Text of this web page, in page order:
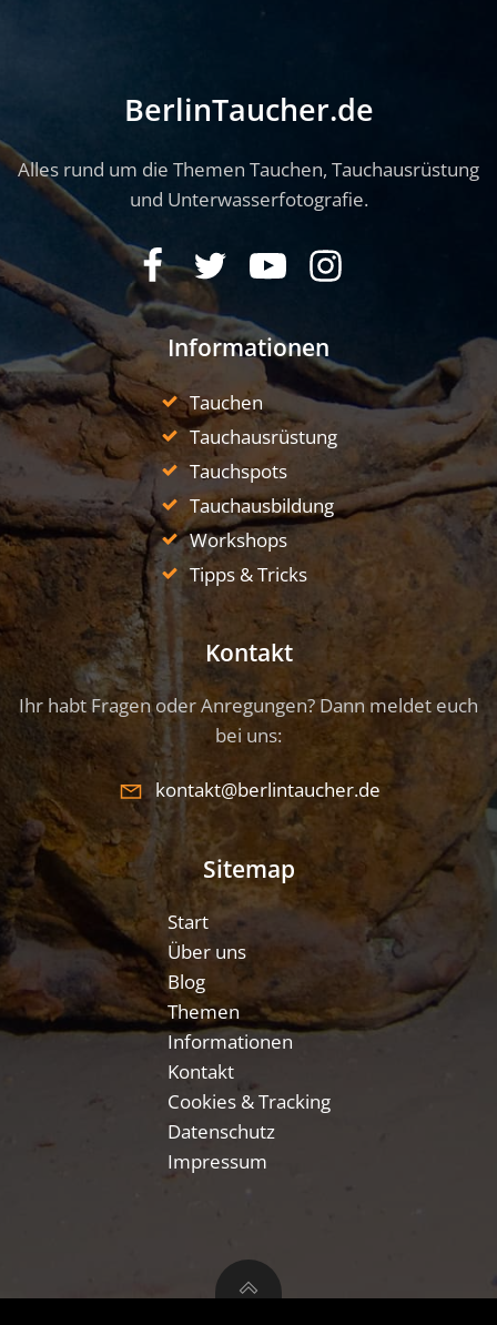
BerlinTaucher.de
Alles rund um die Themen Tauchen, Tauchausrüstung
und Unterwasserfotografie.
Informationen
Tauchen
Tauchausrüstung
Tauchspots
Tauchausbildung
Workshops
Tipps & Tricks
Kontakt
Ihr habt Fragen oder Anregungen? Dann meldet euch
bei uns:
kontakt@berlintaucher.de
Sitemap
Start
Über uns
Blog
Themen
Informationen
Kontakt
Cookies & Tracking
Datenschutz
Impressum